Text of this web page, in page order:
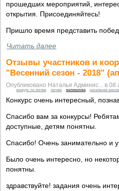
прошедших мероприятий,
открытия. Присоединяйтесь!
Пришло время представить
Читать далее
Отзывы участников и
"Весенний сезон - 2018"
Опубликовано Наталья Админис... в 08
конкурс по логике логика математика начальная школа
Конкурс очень интересный,
Спасибо вам за конкурсы!
доступные, детям понятны.
Спасибо! Очень занимательно и
Было очень интересно, но
понятны.
здравствуйте! задания очень